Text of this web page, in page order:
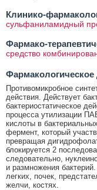
Клинико-
сульфаниламидный
Фармако-
средство
Фармакологическое
Противомикробное
действия. Действует
бактериостатическое
процесса утилизации
кислоты в
фермент, который
превращая
блокируется 2
следовательно,
и размножения
легких, почек,
желчи, костях.